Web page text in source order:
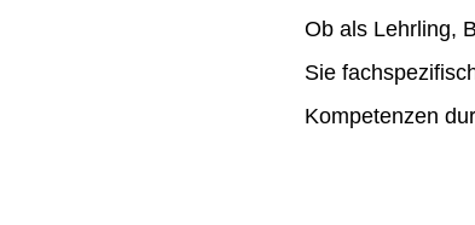
Ob als Lehrling,
Sie
Kompetenzen